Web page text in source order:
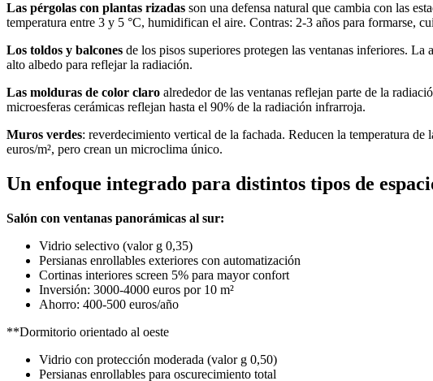
Las pérgolas con plantas rizadas son una defensa natural que cambia con las
temperatura entre 3 y 5 °C, humidifican el aire. Contras: 2-3 años para formarse,
Los toldos y balcones de los pisos superiores protegen las ventanas inferiores.
alto albedo para reflejar la radiación.
Las molduras de color claro alrededor de las ventanas reflejan parte de la
microesferas cerámicas reflejan hasta el 90% de la radiación infrarroja.
Muros verdes: reverdecimiento vertical de la fachada. Reducen la temperatura
euros/m², pero crean un microclima único.
Un enfoque integrado para distintos tipos de
Salón con ventanas panorámicas al sur:
Vidrio selectivo (valor g 0,35)
Persianas enrollables exteriores con automatización
Cortinas interiores screen 5% para mayor confort
Inversión: 3000-4000 euros por 10 m²
Ahorro: 400-500 euros/año
**Dormitorio orientado al oeste
Vidrio con protección moderada (valor g 0,50)
Persianas enrollables para oscurecimiento total